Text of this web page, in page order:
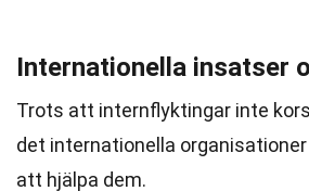
Internationella insatser
Trots att internflyktingar inte
det internationella
att hjälpa dem.